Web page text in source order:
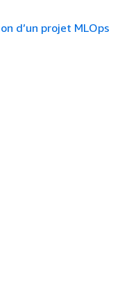
d’un projet MLOps